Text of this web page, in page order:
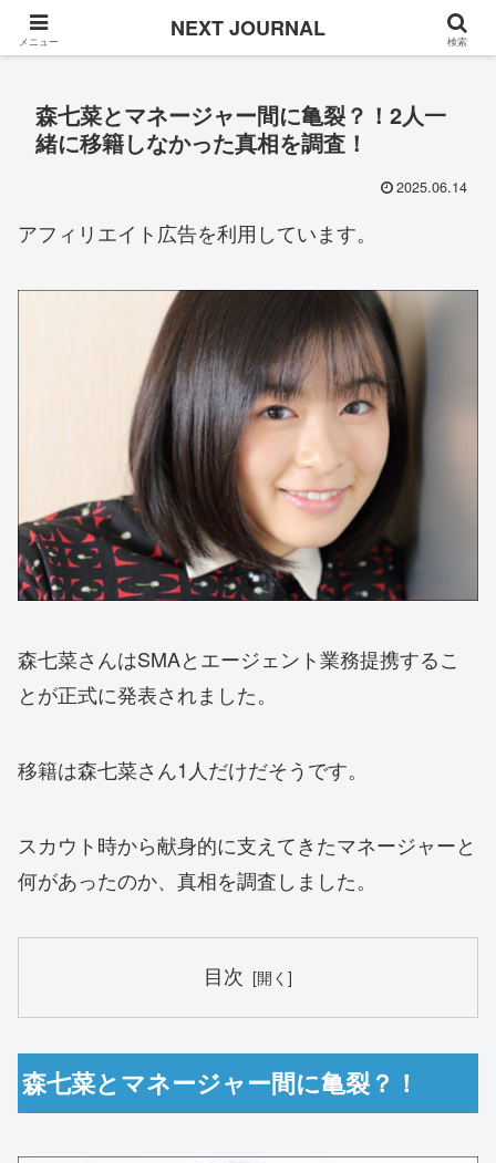
Once in a while
森七菜とマネージャー間に亀裂？！2人一
緒に移籍しなかった真相を調査！
2025.06.14
アフィリエイト広告を利用しています。
森七菜さんはSMAとエージェント業務提携するこ
とが正式に発表されました。
移籍は森七菜さん1人だけだそうです。
スカウト時から献身的に支えてきたマネージャーと
何があったのか、真相を調査しました。
目次
森七菜とマネージャー間に亀裂？！
メニュー NEXT JOURNAL 検索